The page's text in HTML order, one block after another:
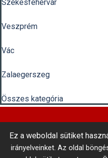
Székesfehérvár
Veszprém
Vác
Zalaegerszeg
Összes kategória
Központi
telefonszám: +36 1
Ez a weboldal sütiket
irányelveinket. Az oldal